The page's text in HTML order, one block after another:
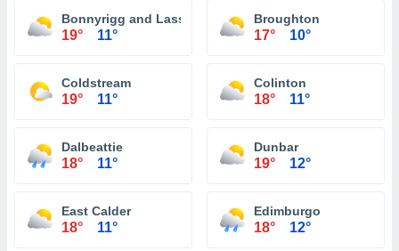
Bonnyrigg and Lasswade
19° 11°
Broughton
17° 10°
Coldstream
19° 11°
Colinton
18° 11°
Dalbeattie
18° 11°
Dunbar
19° 12°
East Calder
18° 11°
Edimburgo
18° 12°